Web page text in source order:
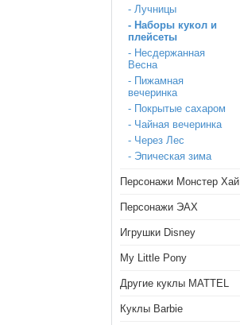
- Лучницы
- Наборы кукол и
плейсеты
- Несдержанная
Весна
- Пижамная
вечеринка
- Покрытые сахаром
- Чайная вечеринка
- Через Лес
- Эпическая зима
Персонажи Монстер Хай
Персонажи ЭАХ
Игрушки Disney
My Little Pony
Другие куклы MATTEL
Куклы Barbie